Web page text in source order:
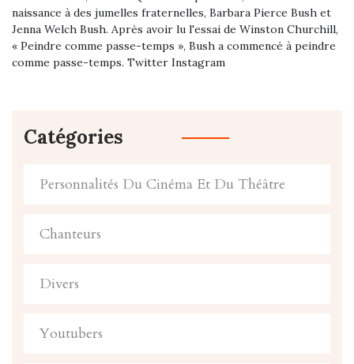
naissance à des jumelles fraternelles, Barbara Pierce Bush et
Jenna Welch Bush. Après avoir lu l'essai de Winston Churchill,
« Peindre comme passe-temps », Bush a commencé à peindre
comme passe-temps. Twitter Instagram
Catégories
Personnalités Du Cinéma Et Du Théâtre
Chanteurs
Divers
Youtubers